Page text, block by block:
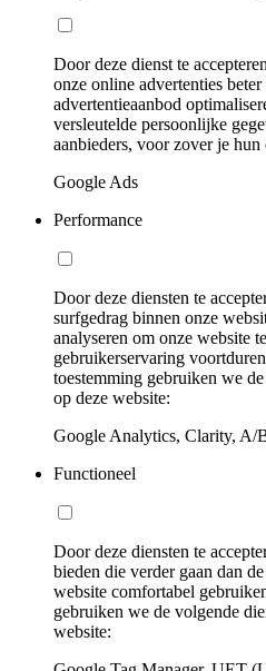
Door deze dienst te
onze online advertenties
advertentieaanbod
versleutelde persoonlijke
aanbieders, voor zover je
Google Ads
Performance
Door deze diensten te
surfgedrag binnen onze
analyseren om onze website
gebruikerservaring
toestemming gebruiken we
op deze website:
Google Analytics, Clarity, A/
Functioneel
Door deze diensten te
bieden die verder gaan dan
website comfortabel
gebruiken we de volgende
website: